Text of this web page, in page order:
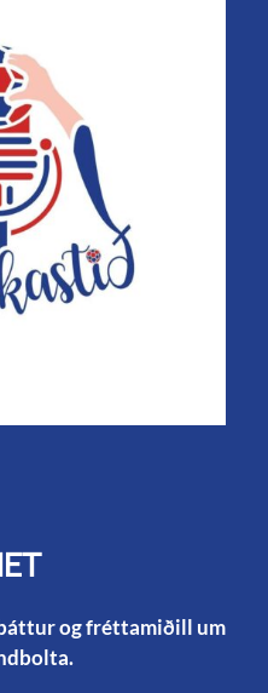
og fréttamiðill um